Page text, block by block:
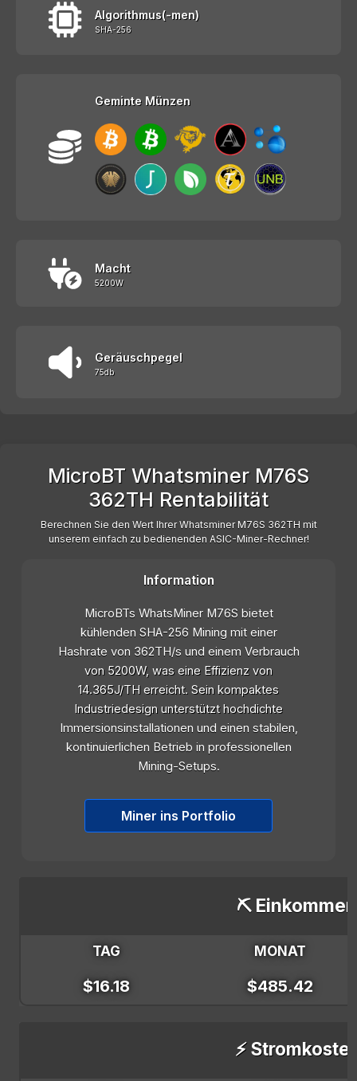
Algorithmus(-men)
SHA-256
Geminte Münzen
Macht
5200W
Geräuschpegel
75db
MicroBT Whatsminer M76S
362TH Rentabilität
Berechnen Sie den Wert Ihrer Whatsminer M76S 362TH mit
unserem einfach zu bedienenden ASIC-Miner-Rechner!
Information
MicroBTs WhatsMiner M76S bietet
kühlenden SHA-256 Mining mit einer
Hashrate von 362TH/s und einem Verbrauch
von 5200W, was eine Effizienz von
14.365J/TH erreicht. Sein kompaktes
Industriedesign unterstützt hochdichte
Immersionsinstallationen und einen stabilen,
kontinuierlichen Betrieb in professionellen
Mining-Setups.
Miner ins Portfolio
⛏️
TAG MONAT
$16.18 $485.42
⚡